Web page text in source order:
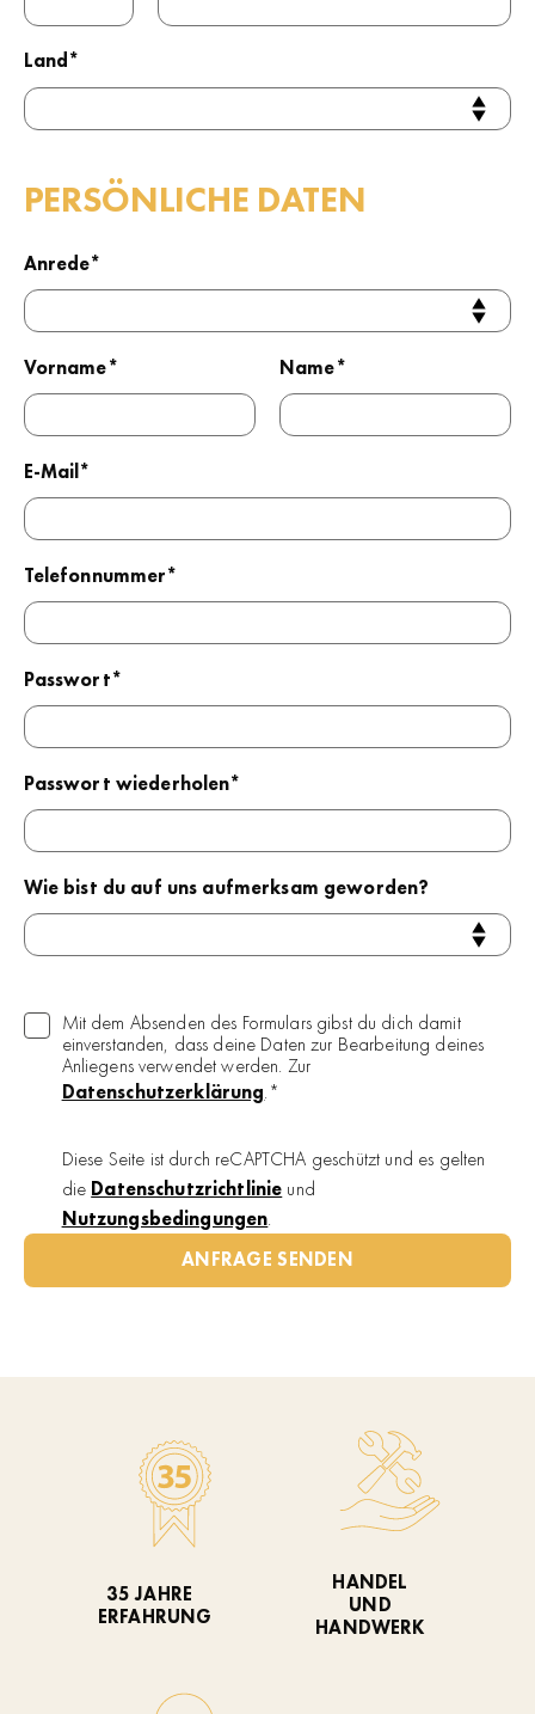
Land*
PERSÖNLICHE DATEN
Anrede*
Vorname* Name*
E-Mail*
Telefonnummer*
Passwort*
Passwort wiederholen*
Wie bist du auf uns aufmerksam geworden?
Mit dem Absenden des Formulars gibst du dich damit
einverstanden, dass deine Daten zur Bearbeitung deines
Anliegens verwendet werden. Zur
Datenschutzerklärung.*
Diese Seite ist durch reCAPTCHA geschützt und es gelten
die Datenschutzrichtlinie und
Nutzungsbedingungen.
ANFRAGE SENDEN
35 JAHRE
ERFAHRUNG
HANDEL
UND
HANDWERK